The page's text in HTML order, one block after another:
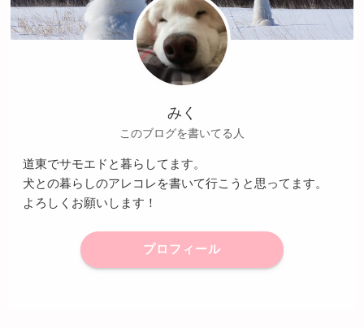
みく
このブログを書いてる人
道東でサモエドと暮らしてます。
犬との暮らしのアレコレを書いて行こうと思ってます。
よろしくお願いします！
プロフィール